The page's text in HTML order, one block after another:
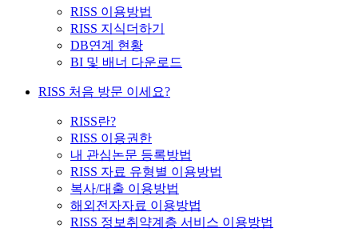
RISS 이용방법
RISS 지식더하기
DB연계 현황
BI 및 배너 다운로드
RISS 처음 방문 이세요?
RISS란?
RISS 이용권한
내 관심논문 등록방법
RISS 자료 유형별 이용방법
복사/대출 이용방법
해외전자자료 이용방법
RISS 정보취약계층 서비스 이용방법